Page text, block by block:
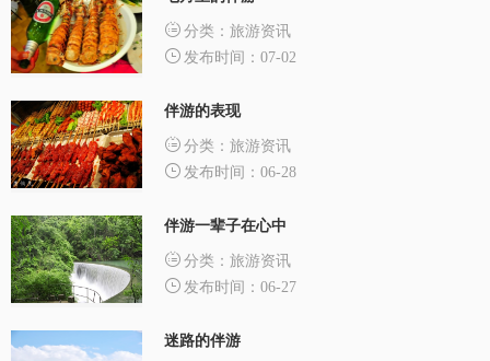
分类：旅游资讯
发布时间：07-02
伴游的表现
分类：旅游资讯
发布时间：06-28
伴游一辈子在心中
分类：旅游资讯
发布时间：06-27
迷路的伴游